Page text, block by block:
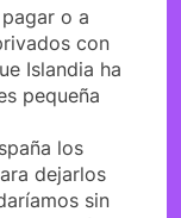
o a
con
Islandia ha
pequeña
los
dejarlos
sin